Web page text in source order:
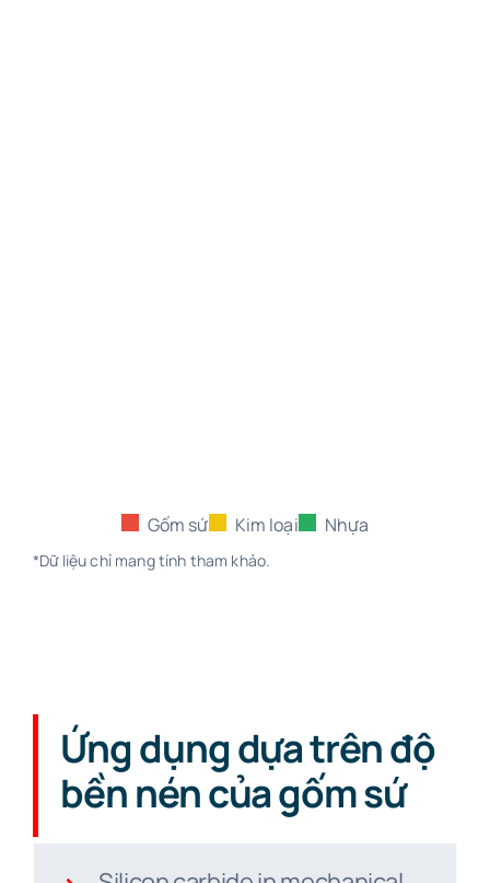
Gốm sứ Kim loại Nhựa
*Dữ liệu chỉ mang tính tham khảo.
Ứng dụng dựa trên độ
bền nén của gốm sứ